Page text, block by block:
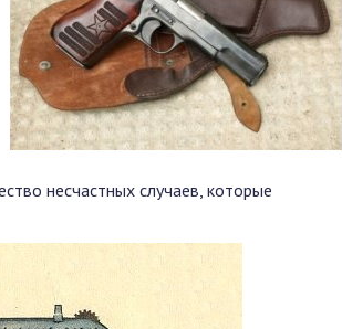
несчастных случаев, которые